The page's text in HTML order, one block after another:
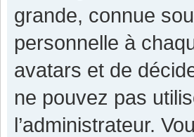
grande, connue
personnelle à
avatars et de
ne pouvez pas
l’administrateur.